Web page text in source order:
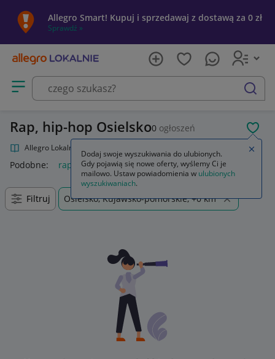
Allegro Smart! Kupuj i sprzedawaj z dostawą za 0 zł
Sprawdź »
Otwórz menu z kategoriami
szukaj
Rap, hip-hop Osielsko0 ogłoszeń
Allegro Lokalnie
Podobne: rap hip-hop
Filtruj Osielsko, Kujawsko-pomorskie, +0 km
Dodaj swoje wyszukiwania do ulubionych.
Gdy pojawią się nowe oferty, wyślemy Ci je
mailowo. Ustaw powiadomienia w ulubionych
wyszukiwaniach.